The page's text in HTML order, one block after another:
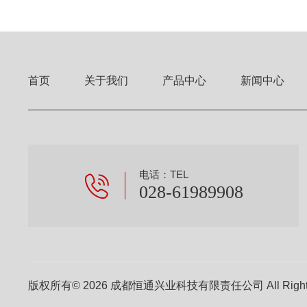
首页 关于我们 产品中心 新闻中心
电话：TEL
028-61989908
版权所有© 2026 成都恒通兴业科技有限责任公司 All